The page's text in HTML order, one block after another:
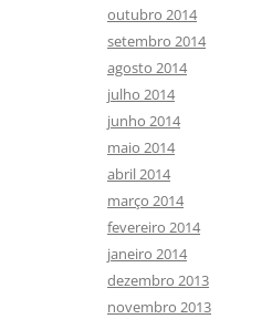
outubro 2014
setembro 2014
agosto 2014
julho 2014
junho 2014
maio 2014
abril 2014
março 2014
fevereiro 2014
janeiro 2014
dezembro 2013
novembro 2013